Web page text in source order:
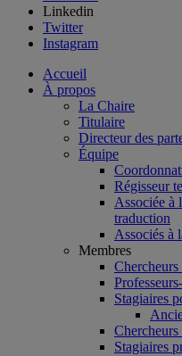
Linkedin
Twitter
Instagram
Accueil
À propos
La Chaire
Titulaire
Directeur des
Équipe
Régisseur
Associée à
traduction
Associés à
Membres
Chercheurs
Stagiaires
Chercheurs
Stagiaires